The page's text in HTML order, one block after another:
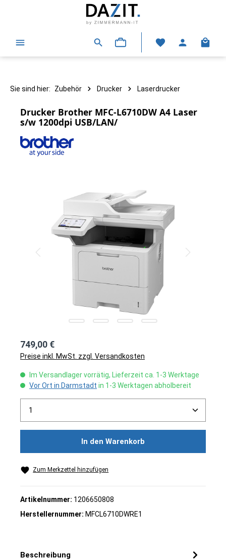
Sie sind hier: Zubehör Drucker Laserdrucker
Drucker Brother MFC-L6710DW A4 Laser
s/w 1200dpi USB/LAN/
749,00 €
Preise inkl. MwSt. zzgl. Versandkosten
Im Versandlager vorrätig, Lieferzeit ca. 1-3 Werktage
Vor Ort in Darmstadt in 1-3 Werktagen abholbereit
Produkt Anzahl: Gib den gewünschten Wert ein
In den Warenkorb
Zum Merkzettel hinzufügen
Artikelnummer: 1206650808
Herstellernummer: MFCL6710DWRE1
Beschreibung